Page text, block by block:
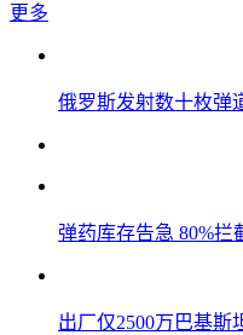
更多
俄罗斯发射数十枚弹
弹药库存告急 80%拦
出厂仅2500万巴基斯